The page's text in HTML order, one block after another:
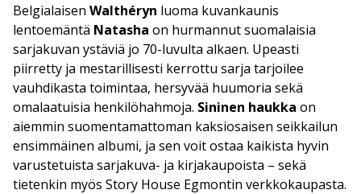
Belgialaisen Walthéryn luoma kuvankaunis
lentoemäntä Natasha on hurmannut suomalaisia
sarjakuvan ystäviä jo 70-luvulta alkaen. Upeasti
piirretty ja mestarillisesti kerrottu sarja tarjoilee
vauhdikasta toimintaa, hersyvää huumoria sekä
omalaatuisia henkilöhahmoja. Sininen haukka on
aiemmin suomentamattoman kaksiosaisen seikkailun
ensimmäinen albumi, ja sen voit ostaa kaikista hyvin
varustetuista sarjakuva- ja kirjakaupoista – sekä
tietenkin myös Story House Egmontin verkkokaupasta.